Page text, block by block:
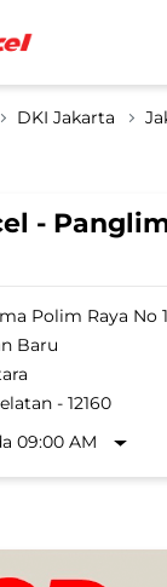
DKI Jakarta
-
Polim Raya No
Baru
- 12160
09:00 AM